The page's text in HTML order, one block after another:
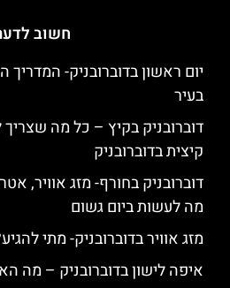
חשוב
יום ראשון בדוברובניק-
בעיר
דוברובניק בקיץ – כל מה
קיצית בדוברובניק
דוברובניק בחורף- מזג אוויר,
מה לעשות ביום גשום
מזג אוויר בדוברובניק- מתי
איפה לישון בדוברובניק – מה